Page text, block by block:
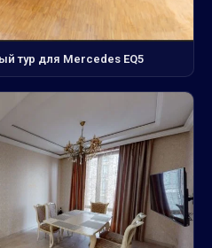
тур для Mercedes EQ5